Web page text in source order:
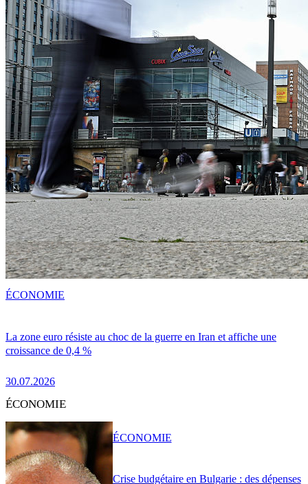
La zone euro résiste au choc de la guerre en Iran et affiche une
croissance de 0,4 %
30.07.2026
ÉCONOMIE
ÉCONOMIE
Crise budgétaire en Bulgarie : des dépenses
ÉCONOMIE